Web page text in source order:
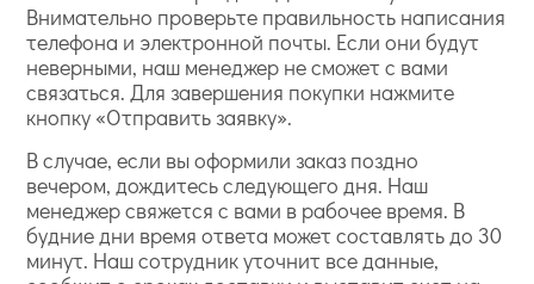
Внимательно проверьте правильность написания
телефона и электронной почты. Если они будут
неверными, наш менеджер не сможет с вами
связаться. Для завершения покупки нажмите
кнопку «Отправить заявку».
В случае, если вы оформили заказ поздно
вечером, дождитесь следующего дня. Наш
менеджер свяжется с вами в рабочее время. В
будние дни время ответа может составлять до 30
минут. Наш сотрудник уточнит все данные,